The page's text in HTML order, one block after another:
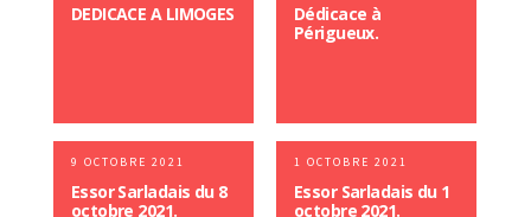
DEDICACE A LIMOGES
Dédicace à
Périgueux.
9 OCTOBRE 2021
Essor Sarladais du 8
octobre 2021.
1 OCTOBRE 2021
Essor Sarladais du 1
octobre 2021.